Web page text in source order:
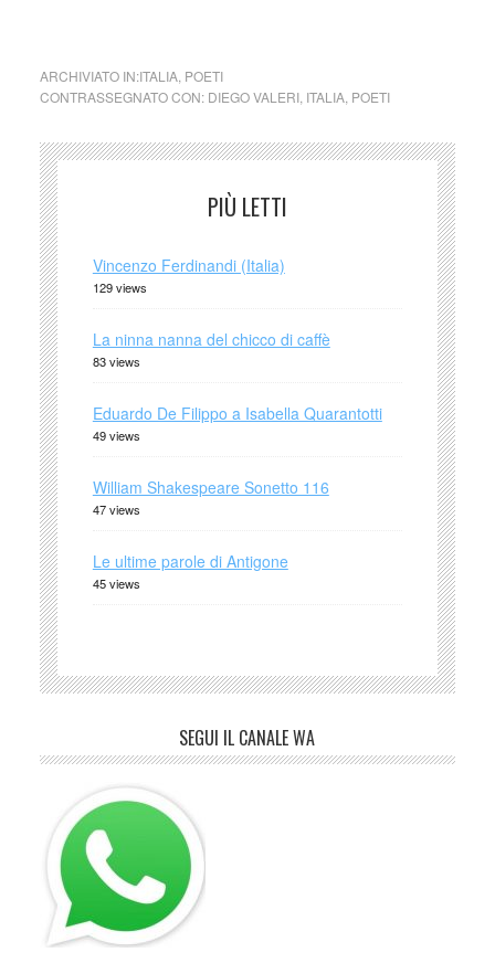
ARCHIVIATO IN:ITALIA, POETI
CONTRASSEGNATO CON: DIEGO VALERI, ITALIA, POETI
PIÙ LETTI
Vincenzo Ferdinandi (Italia)
129 views
La ninna nanna del chicco di caffè
83 views
Eduardo De Filippo a Isabella Quarantotti
49 views
William Shakespeare Sonetto 116
47 views
Le ultime parole di Antigone
45 views
SEGUI IL CANALE WA